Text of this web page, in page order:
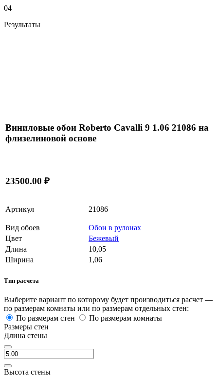
04
Результаты
Виниловые обои Roberto Cavalli 9 1.06 21086 на
флизелиновой основе
23500.00 ₽
Артикул 21086
Вид обоев
Обои в рулонах
Цвет
Бежевый
Длина
10,05
Ширина
1,06
Тип расчета
Выберите вариант по которому будет производиться расчет —
по размерам комнаты или по размерам отдельных стен:
По размерам стен
По размерам комнаты
Размеры стен
Длина стены
Высота стены